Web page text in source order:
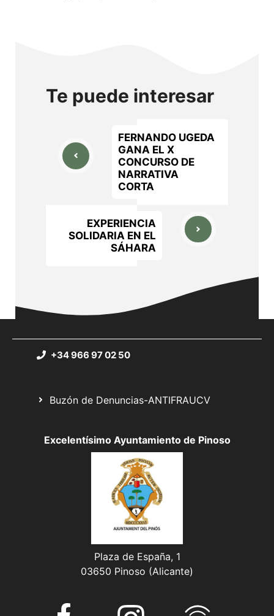
Te puede interesar
FERNANDO UGEDA
GANA EL X
CONCURSO DE
NARRATIVA
CORTA
EXPERIENCIA
SOLIDARIA EN EL
SÁHARA
+34 966 97 02 50
Buzón de Denuncias-ANTIFRAUCV
Excelentísimo Ayuntamiento de Pinoso
Plaza de España, 1
03650 Pinoso (Alicante)